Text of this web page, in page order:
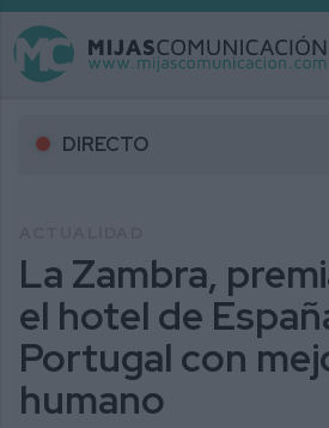
DIRECTO
La Zambra,
el hotel de
Portugal con
humano